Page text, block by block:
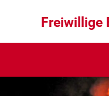
Freiwillige